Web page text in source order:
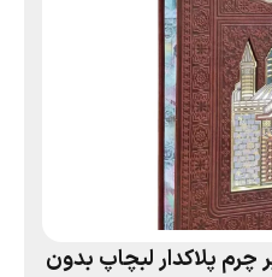
پلاکدار لبچاپ بدون